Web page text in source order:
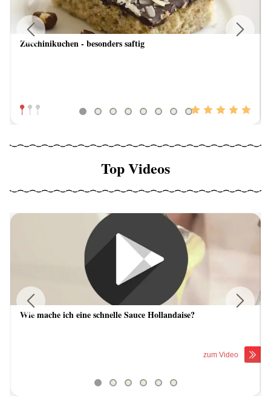
Zucchinikuchen - besonders saftig
Previous
Top Videos
Wie mache ich eine schnelle Sauce Hollandaise?
zum Video
Previous